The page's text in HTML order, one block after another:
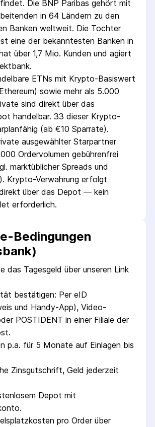
Die BNP Paribas gehört mit
in 64 Ländern zu den
Banken weltweit. Die Tochter
eine der bekanntesten Banken in
über 1,7 Mio. Kunden und agiert
ETNs mit Krypto-Basiswert
sowie mehr als 5.000
sind direkt über das
handelbar. 33 dieser Krypto-
(ab €10 Sparrate).
ausgewählter Starpartner
Ordervolumen gebührenfrei
marktüblicher Spreads und
Krypto-Verwahrung erfolgt
über das Depot — kein
erforderlich.
Bedingungen
das Tagesgeld über unseren Link
bestätigen: Per eID
und Handy-App), Video-
POSTIDENT in einer Filiale der
p.a. für 5 Monate auf Einlagen bis
Zinsgutschrift, Geld jederzeit
Depot mit
pro Order über